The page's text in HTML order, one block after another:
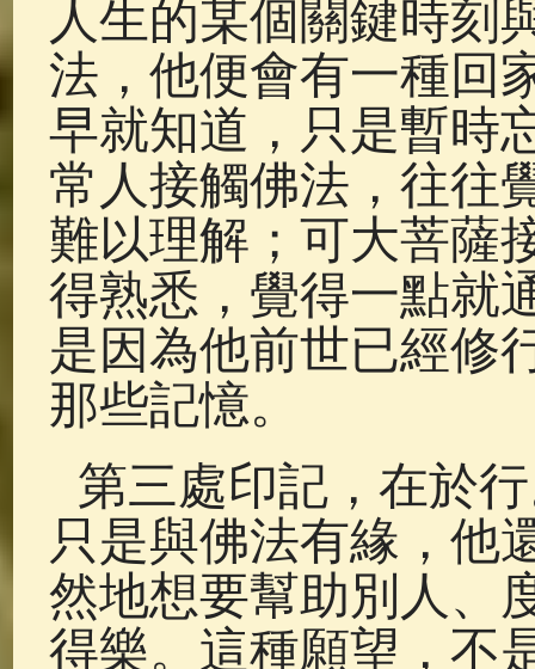
人生的某個關鍵時刻
法，他便會有一種回
早就知道，只是暫時
常人接觸佛法，往往
難以理解；可大菩薩
得熟悉，覺得一點就
是因為他前世已經修
那些記憶。
第三處印記，在於
只是與佛法有緣，他
然地想要幫助別人、
得樂。這種願望，不